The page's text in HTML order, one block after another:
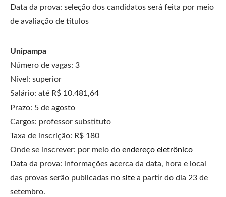
Data da prova: seleção dos candidatos será feita por meio
de avaliação de títulos
Unipampa
Número de vagas: 3
Nível: superior
Salário: até R$ 10.481,64
Prazo: 5 de agosto
Cargos: professor substituto
Taxa de inscrição: R$ 180
Onde se inscrever: por meio do endereço eletrônico
Data da prova: informações acerca da data, hora e local
das provas serão publicadas no site a partir do dia 23 de
setembro.